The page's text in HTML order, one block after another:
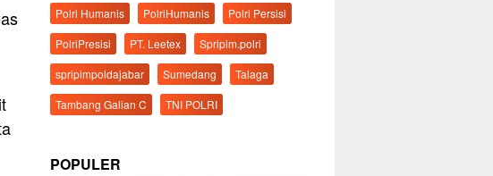
Polri Humanis
PolriHumanis
Polri Persisi
PolriPresisi
PT. Leetex
Spripim.polri
spripimpoldajabar
Sumedang
Talaga
Tambang Galian C
TNI POLRI
POPULER